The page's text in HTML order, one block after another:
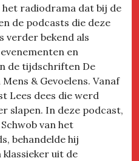
radiodrama dat bij de
de podcasts die deze
verder bekend als
en
de tijdschriften De
& Gevoelens. Vanaf
Lees dees die werd
slapen. In deze podcast,
van het
behandelde hij
uit de